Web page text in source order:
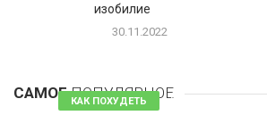
изобилие
30.11.2022
САМОЕПОПУЛЯРНОЕ
КАК ПОХУДЕТЬ 81 комментарий